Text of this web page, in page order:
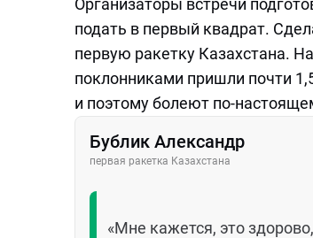
Организаторы встречи
подать в первый квадрат.
первую ракетку Казахстана.
поклонниками пришли почти
и поэтому болеют по-
Бублик Александр
первая ракетка Казахстана
«Мне кажется, это